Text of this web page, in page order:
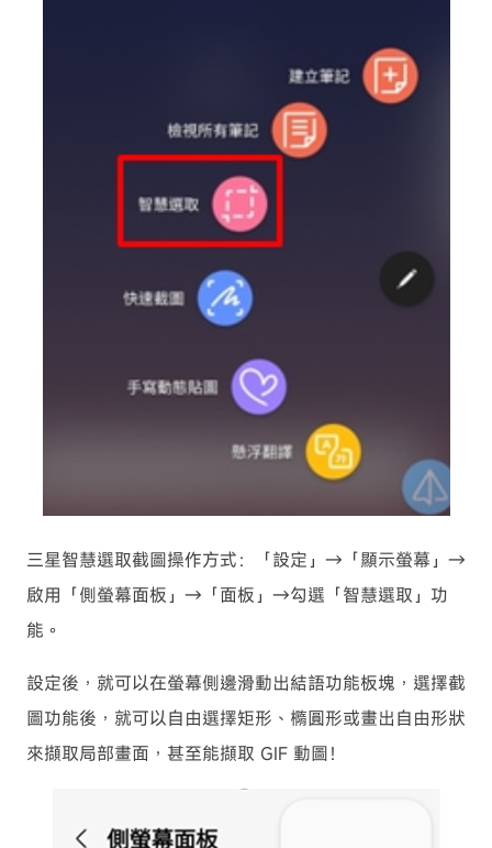
三星智慧選取截圖操作方式：「設定」→「顯示螢幕」→
啟用「側螢幕面板」→「面板」→勾選「智慧選取」功
能。
設定後，就可以在螢幕側邊滑動出結語功能板塊，選擇截
圖功能後，就可以自由選擇矩形、橢圓形或畫出自由形狀
來擷取局部畫面，甚至能擷取 GIF 動圖！